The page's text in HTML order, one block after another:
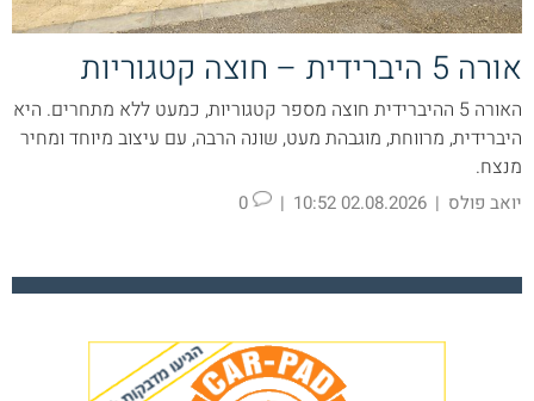
אורה 5 היברידית – חוצה קטגוריות
האורה 5 ההיברידית חוצה מספר קטגוריות, כמעט ללא מתחרים. היא
היברידית, מרווחת, מוגבהת מעט, שונה הרבה, עם עיצוב מיוחד ומחיר
מנצח.
יואב פולס |
02.08.2026 10:52
|